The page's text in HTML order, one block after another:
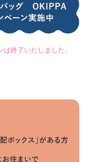
終了いたしました。